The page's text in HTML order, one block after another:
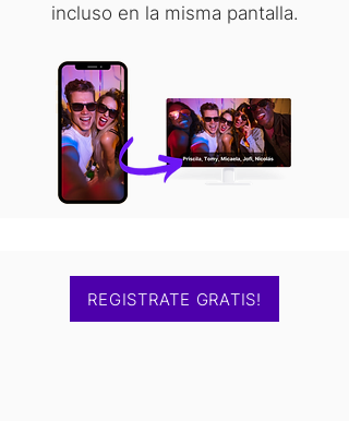
incluso en la misma pantalla.
REGISTRATE GRATIS!